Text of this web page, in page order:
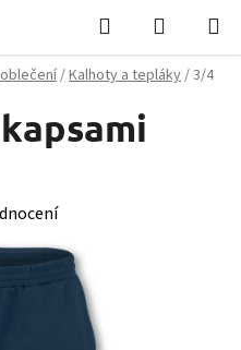
Hledat
KOŠÍK
/Kalhoty a tepláky/3/4